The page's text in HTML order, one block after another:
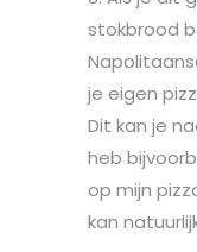
stokbrood
je eigen
Dit kan je
heb
op mijn
kan